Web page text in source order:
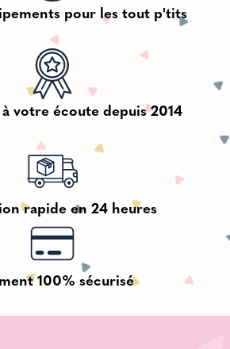
pour les tout p'tits
votre écoute depuis 2014
rapide en 24 heures
100% sécurisé